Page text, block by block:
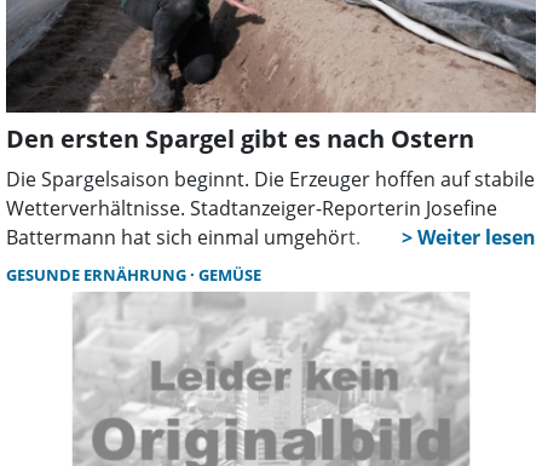
Den ersten Spargel gibt es nach Ostern
Die Spargelsaison beginnt. Die Erzeuger hoffen auf stabile
Wetterverhältnisse. Stadtanzeiger-Reporterin Josefine
Battermann hat sich einmal umgehört.
GESUNDE ERNÄHRUNG GEMÜSE